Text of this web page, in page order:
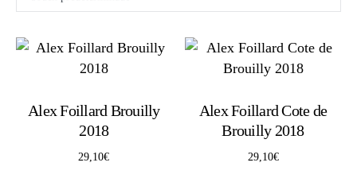
Alex Foillard Brouilly
2018
29,10€
Alex Foillard Cote de
Brouilly 2018
29,10€